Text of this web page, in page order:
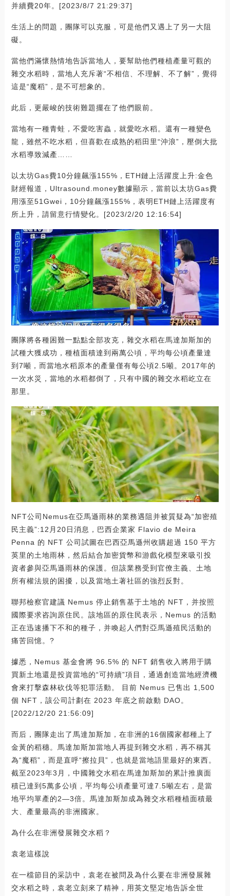
并續費20年。[2023/8/7 21:29:37]
生活上的問題，團隊可以克服，可是他們又遇上了另一大阻
礙。
當他們滿懷熱情地告訴當地人，要幫助他們種植產量可觀的
雜交水稻時，當地人充斥著“不相信、不理解、不了解”，覺得
這是“魔稻”，是不可想象的。
此后，更嚴峻的技術難題擺在了他們眼前。
當地有一種青蛙，不愛吃害蟲，就愛吃水稻。還有一種變色
龍，雖然不吃水稻，但喜歡在成熟的稻田里“沖浪”，壓倒大批
水稻導致減產……
以太坊Gas費10分鐘飆漲155%，ETH鏈上活躍度上升:金色
財經報道，Ultrasound.money數據顯示，當前以太坊Gas費
用漲至51Gwei，10分鐘飆漲155%，表明ETH鏈上活躍度有
所上升，請留意行情變化。[2023/2/20 12:16:54]
團隊將各種困難一點點全部攻克，雜交水稻在馬達加斯加的
試種大獲成功，種植面積達到兩萬公頃，平均每公頃產量達
到7噸，而當地水稻原本的產量僅有每公頃2.5噸。2017年的
一次水災，當地的水稻都倒了，只有中國的雜交水稻屹立在
那里。
NFT公司Nemus在亞馬遜雨林的業務遇阻并被質疑為“加密殖
民主義”:12月20日消息，巴西企業家 Flavio de Meira
Penna 的 NFT 公司試圖在巴西亞馬遜州收購超過 150 平方
英里的土地雨林，然后結合加密貨幣和游戲化模型來吸引投
資者參與亞馬遜雨林的保護。但該業務受到官僚主義、土地
所有權法規的困擾，以及當地土著社區的強烈反對。
聯邦檢察官建議 Nemus 停止銷售基于土地的 NFT，并按照
國際要求咨詢原住民。該地區的原住民表示，Nemus 的活動
正在迅速播下不和的種子，并喚起人們對亞馬遜殖民活動的
痛苦回憶。?
據悉，Nemus 基金會將 96.5% 的 NFT 銷售收入將用于購
買新土地還是投資當地的“可持續”項目，通過創造當地經濟機
會來打擊森林砍伐等犯罪活動。 目前 Nemus 已售出 1,500
個 NFT，該公司計劃在 2023 年底之前啟動 DAO。
[2022/12/20 21:56:09]
而后，團隊走出了馬達加斯加，在非洲的16個國家都種上了
金黃的稻穗。馬達加斯加當地人再提到雜交水稻，再不稱其
為“魔稻”，而是直呼“擦拉貝”，也就是當地語里最好的東西。
截至2023年3月，中國雜交水稻在馬達加斯加的累計推廣面
積已達到5萬多公頃，平均每公頃產量可達7.5噸左右，是當
地平均單產的2—3倍。馬達加斯加成為雜交水稻種植面積最
大、產量最高的非洲國家。
為什么在非洲發展雜交水稻？
袁老這樣說
在一檔節目的采訪中，袁老在被問及為什么要在非洲發展雜
交水稻之時，袁老立刻來了精神，用英文堅定地告訴全世